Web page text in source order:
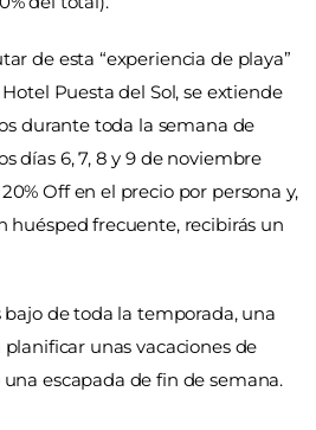
de esta “experiencia de playa”
Puesta del Sol, se extiende
durante toda la semana de
días 6, 7, 8 y 9 de noviembre
Off en el precio por persona y,
huésped frecuente, recibirás un
de toda la temporada, una
unas vacaciones de
escapada de fin de semana.